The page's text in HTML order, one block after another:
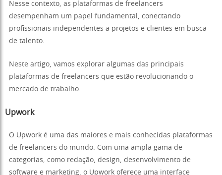
Nesse contexto, as plataformas de freelancers
desempenham um papel fundamental, conectando
profissionais independentes a projetos e clientes em busca
de talento.
Neste artigo, vamos explorar algumas das principais
plataformas de freelancers que estão revolucionando o
mercado de trabalho.
Upwork
O Upwork é uma das maiores e mais conhecidas plataformas
de freelancers do mundo. Com uma ampla gama de
categorias, como redação, design, desenvolvimento de
software e marketing, o Upwork oferece uma interface